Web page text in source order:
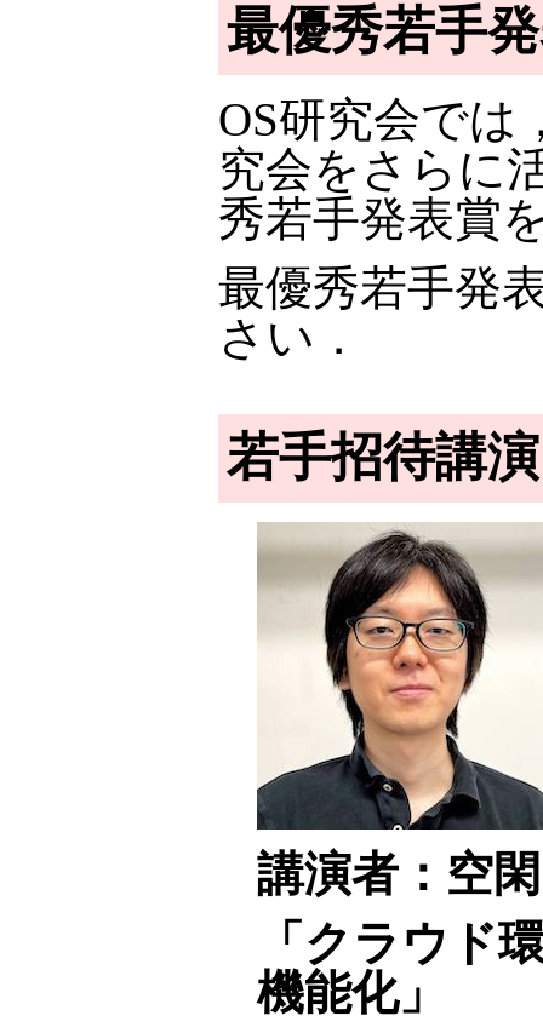
最優秀若手
OS研究会では
究会をさらに
秀若手発表賞
最優秀若手発
さい．
若手招待講演
講演者：空
「クラウド
機能化」